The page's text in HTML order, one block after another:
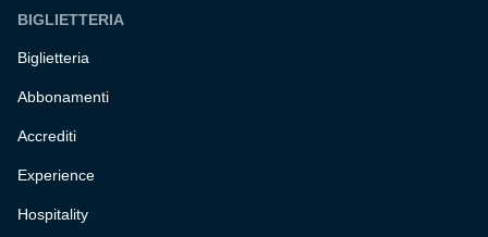
BIGLIETTERIA
Biglietteria
Abbonamenti
Accrediti
Experience
Hospitality